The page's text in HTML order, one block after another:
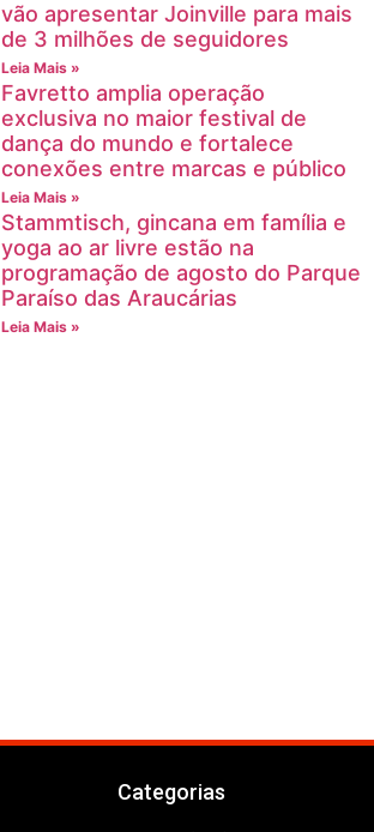
vão apresentar Joinville para mais
de 3 milhões de seguidores
Leia Mais »
Favretto amplia operação
exclusiva no maior festival de
dança do mundo e fortalece
conexões entre marcas e público
Leia Mais »
Stammtisch, gincana em família e
yoga ao ar livre estão na
programação de agosto do Parque
Paraíso das Araucárias
Leia Mais »
Categorias